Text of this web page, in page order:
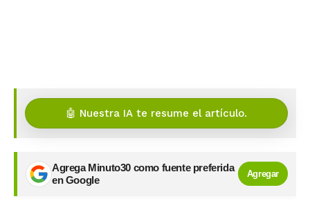
🤖 Nuestra IA te resume el artículo.
Agrega Minuto30 como fuente preferida
en Google
Agregar